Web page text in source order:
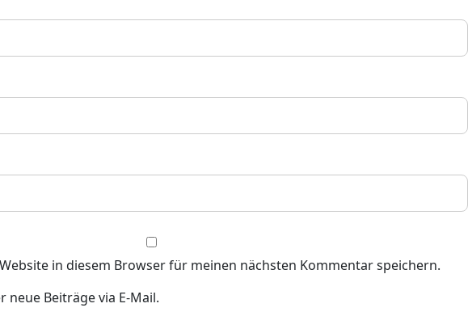
in diesem Browser für meinen nächsten Kommentar speichern.
neue Beiträge via E-Mail.